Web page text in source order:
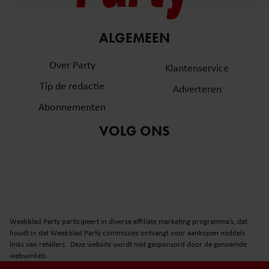
en om ons websiteverkeer te analyseren. Ook delen we
informatie over uw gebruik van onze site met onze
partners voor social media, adverteren en analyse. Deze
informatie die u aan ze heeft verstrekt of die ze hebben
gaat akkoord met onze cookies als u onze website blijft
gebruiken.
ALGEMEEN
Over Party
Tip de redactie
Abonnementen
Klantenservice
Adverteren
VOLG ONS
Weekblad Party participeert in diverse affiliate marketing programma’s, dat
houdt in dat Weekblad Party commissies ontvangt voor aankopen middels
links van retailers. Deze website wordt niet gesponsord door de genoemde
webwinkels.